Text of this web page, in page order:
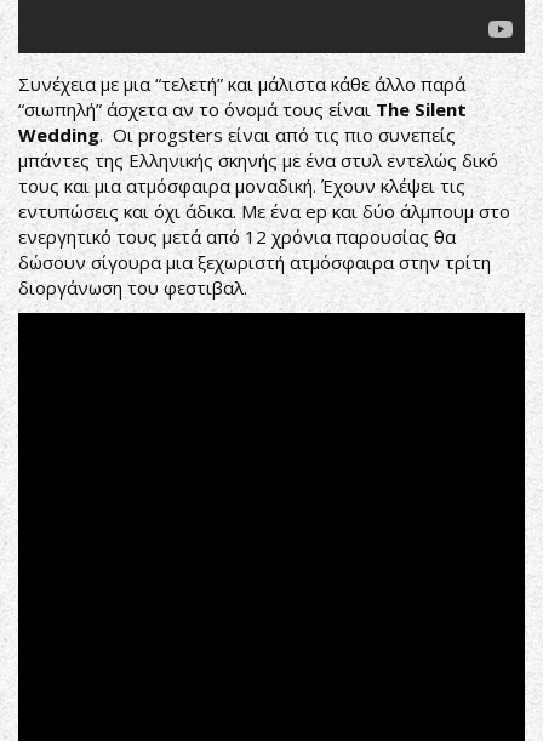
Συνέχεια με μια “τελετή” και μάλιστα κάθε άλλο παρά
“σιωπηλή” άσχετα αν το όνομά τους είναιThe Silent
Wedding. Οι progsters είναι από τις πιο συνεπείς
μπάντες της Ελληνικής σκηνής με ένα στυλ εντελώς δικό
τους και μια ατμόσφαιρα μοναδική. Έχουν κλέψει τις
εντυπώσεις και όχι άδικα. Με ένα ep και δύο άλμπουμ στο
ενεργητικό τους μετά από 12 χρόνια παρουσίας θα
δώσουν σίγουρα μια ξεχωριστή ατμόσφαιρα στην τρίτη
διοργάνωση του φεστιβαλ.